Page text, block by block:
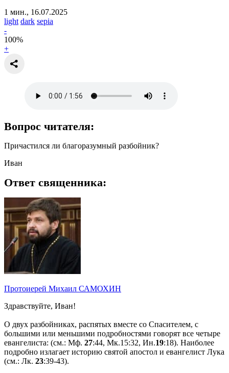
1 мин., 16.07.2025
light dark sepia
-
100%
+
Вопрос читателя:
Причастился ли благоразумный разбойник?
Иван
Ответ священника:
Протоиерей Михаил САМОХИН
Здравствуйте, Иван!
О двух разбойниках, распятых вместе со Спасителем, с
большими или меньшими подробностями говорят все четыре
евангелиста: (см.: Мф. 27:44, Мк.15:32, Ин.19:18). Наиболее
подробно излагает историю святой апостол и евангелист Лука
(см.: Лк. 23:39-43).